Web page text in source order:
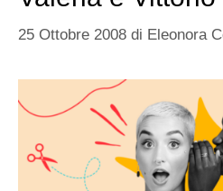
25 Ottobre 2008 di Eleonora